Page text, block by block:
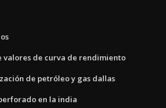
valores de curva de rendimiento
de petróleo y gas dallas
en la india